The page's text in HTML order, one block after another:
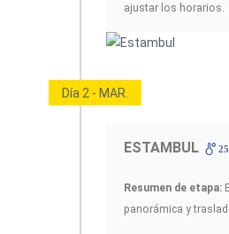
ajustar los horarios.
Día 2 - MAR.
ESTAMBUL
Resumen de etapa:
panorámica y